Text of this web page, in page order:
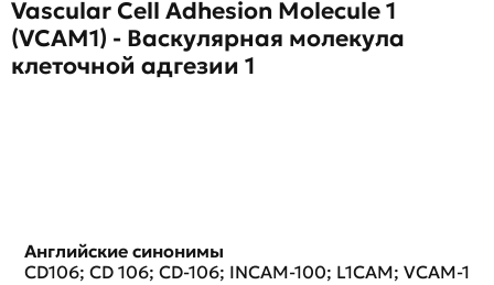
Vascular Cell Adhesion Molecule 1
(VCAM1) - Васкулярная молекула
клеточной адгезии 1
Английские синонимы
CD106; CD 106; CD-106; INCAM-100; L1CAM; VCAM-1